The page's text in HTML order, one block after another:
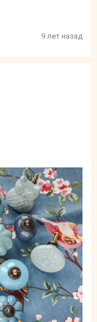
9 лет назад